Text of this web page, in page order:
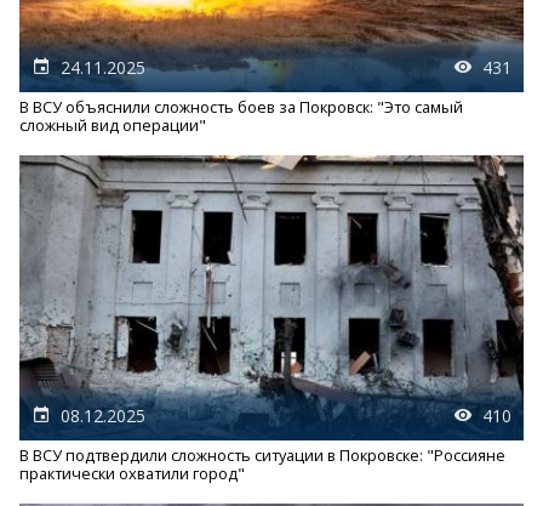
24.11.2025 431
В ВСУ объяснили сложность боев за Покровск: "Это самый
сложный вид операции"
08.12.2025 410
В ВСУ подтвердили сложность ситуации в Покровске: "Россияне
практически охватили город"